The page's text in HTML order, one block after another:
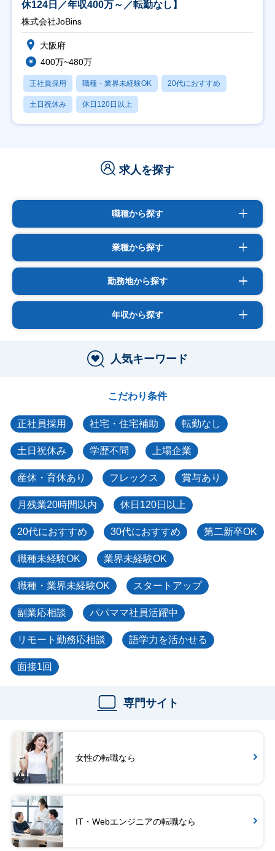
休124日／年収400万～／転勤なし】
株式会社JoBins
大阪府
400万~480万
正社員採用 職種・業界未経験OK 20代におすすめ
土日祝休み 休日120日以上
求人を探す
職種から探す
業種から探す
勤務地から探す
年収から探す
人気キーワード
こだわり条件
正社員採用 社宅・住宅補助 転勤なし
土日祝休み 学歴不問 上場企業
産休・育休あり フレックス 賞与あり
月残業20時間以内 休日120日以上
20代におすすめ 30代におすすめ 第二新卒OK
職種未経験OK 業界未経験OK
職種・業界未経験OK スタートアップ
副業応相談 パパママ社員活躍中
リモート勤務応相談 語学力を活かせる
面接1回
専門サイト
女性の転職なら
IT・Webエンジニアの転職なら